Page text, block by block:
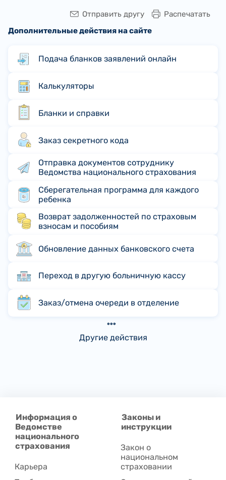
Распечатать
Отправить другу
Дополнительные действия на сайте
Подача бланков заявлений онлайн
Калькуляторы
Бланки и справки
Заказ секретного кода
Отправка документов сотруднику
Ведомства национального страхования
Сберегательная программа для каждого
ребенка
Возврат задолженностей по страховым
взносам и пособиям
Обновление данных банковского счета
Переход в другую больничную кассу
Заказ/отмена очереди в отделение
Другие действия
Информация о
Ведомстве
национального
страхования
Карьера
Законы и
инструкции
Закон о
национальном
страховании